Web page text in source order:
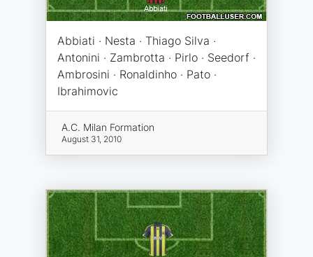
Abbiati · Nesta · Thiago Silva ·
Antonini · Zambrotta · Pirlo · Seedorf ·
Ambrosini · Ronaldinho · Pato ·
Ibrahimovic
A.C. Milan Formation
August 31, 2010